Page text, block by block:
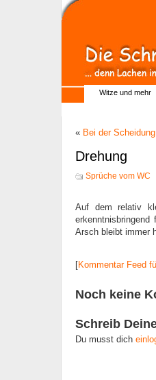
Witze und mehr
« Bei der Scheidung
Drehung
Sprüche vom WC
Auf dem relativ
Arsch bleibt immer
[Kommentar Feed
Noch keine
Schreib
Du musst dich